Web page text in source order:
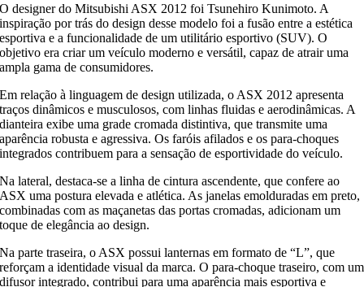
O designer do Mitsubishi ASX 2012 foi Tsunehiro Kunimoto. A
inspiração por trás do design desse modelo foi a fusão entre a estética
esportiva e a funcionalidade de um utilitário esportivo (SUV). O
objetivo era criar um veículo moderno e versátil, capaz de atrair uma
ampla gama de consumidores.
Em relação à linguagem de design utilizada, o ASX 2012 apresenta
traços dinâmicos e musculosos, com linhas fluidas e aerodinâmicas. A
dianteira exibe uma grade cromada distintiva, que transmite uma
aparência robusta e agressiva. Os faróis afilados e os para-choques
integrados contribuem para a sensação de esportividade do veículo.
Na lateral, destaca-se a linha de cintura ascendente, que confere ao
ASX uma postura elevada e atlética. As janelas emolduradas em preto,
combinadas com as maçanetas das portas cromadas, adicionam um
toque de elegância ao design.
Na parte traseira, o ASX possui lanternas em formato de “L”, que
reforçam a identidade visual da marca. O para-choque traseiro, com um
difusor integrado, contribui para uma aparência mais esportiva e